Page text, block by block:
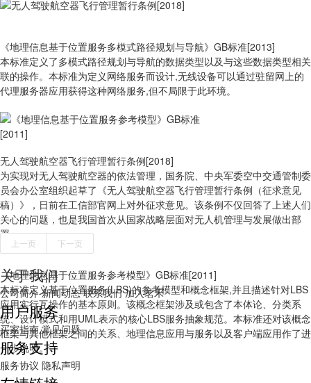
《地理信息基于位置服务多模式路径规划与导航》GB标准[2013]
本标准定义了多模式路径规划与导航的数据类型以及与这些数据类型相关
联的操作。本标准为定义网络服务而设计,无线设备可以通过驻留网上的
代理服务器应用获得这种网络服务,但不局限于此环境。
无人驾驶航空器飞行管理暂行条例[2018]
为实现对无人驾驶航空器的依法管理，国务院、中央军委空中交通管制委
员会办公室组织起草了《无人驾驶航空器飞行管理暂行条例（征求意见
稿）》，日前在工信部官网上对外征求意见。该条例不仅回答了上述人们
关心的问题，也是我国首次从国家战略层面对无人机管理与发展做出部
署。
《地理信息基于位置服务参考模型》GB标准[2011]
本标准定义基于位置服务(LBS)的参考模型和概念框架,并且描述针对LBS
应用实行互操作的基本原则。该概念框架涉及或包含了本体论、分类系
统、设计模式和用UML表示的核心LBS服务抽象规范。本标准还对该概念
框架与其他框架之间的关系、地理信息应用与服务以及客户端应用作了进
一步说明。
上一页 下一页
关于我们
公司简介 新闻动态 联系我们 加入茗禾
用户服务
买家指南 常见问题
服务支持
服务协议 隐私声明